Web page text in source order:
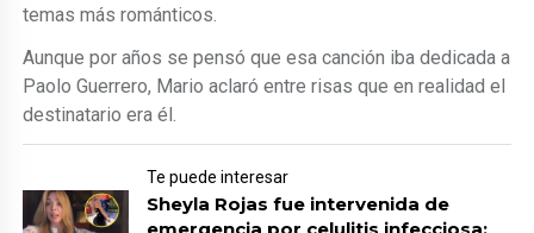
temas más románticos.
Aunque por años se pensó que esa canción iba dedicada a
Paolo Guerrero, Mario aclaró entre risas que en realidad el
destinatario era él.
Te puede interesar
Sheyla Rojas fue intervenida de